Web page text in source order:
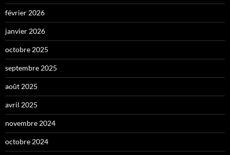
février 2026
janvier 2026
octobre 2025
septembre 2025
août 2025
avril 2025
novembre 2024
octobre 2024